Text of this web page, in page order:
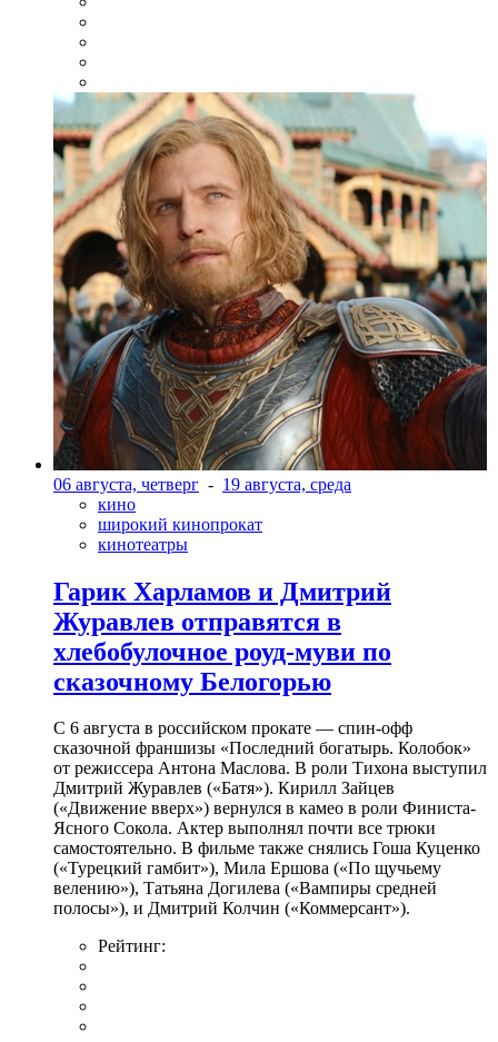
06 августа, четверг - 19 августа, среда
кино
широкий кинопрокат
кинотеатры
Гарик Харламов и Дмитрий
Журавлев отправятся в
хлебобулочное роуд-муви по
сказочному Белогорью
С 6 августа в российском прокате — спин-офф
сказочной франшизы «Последний богатырь. Колобок»
от режиссера Антона Маслова. В роли Тихона выступил
Дмитрий Журавлев («Батя»). Кирилл Зайцев
(«Движение вверх») вернулся в камео в роли Финиста-
Ясного Сокола. Актер выполнял почти все трюки
самостоятельно. В фильме также снялись Гоша Куценко
(«Турецкий гамбит»), Мила Ершова («По щучьему
велению»), Татьяна Догилева («Вампиры средней
полосы»), и Дмитрий Колчин («Коммерсант»).
Рейтинг: